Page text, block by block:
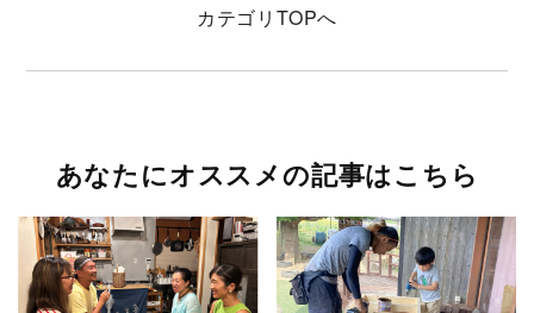
カテゴリ TOPへ
あなたにオススメの記事はこちら